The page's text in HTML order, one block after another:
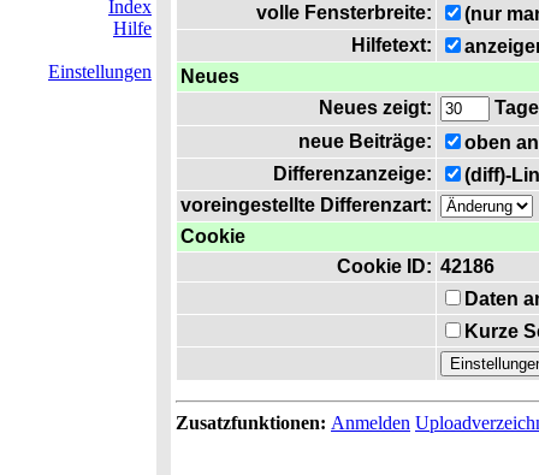
Index
Hilfe
Einstellungen
volle Fensterbreite:
(nur
Hilfetext:
Neues
Neues zeigt:
Tage
neue Beiträge:
oben
Differenzanzeige:
(diff)-
voreingestellte Differenzart:
Cookie
Cookie ID: 42186
Daten
Kurze
Zusatzfunktionen: Anmelden